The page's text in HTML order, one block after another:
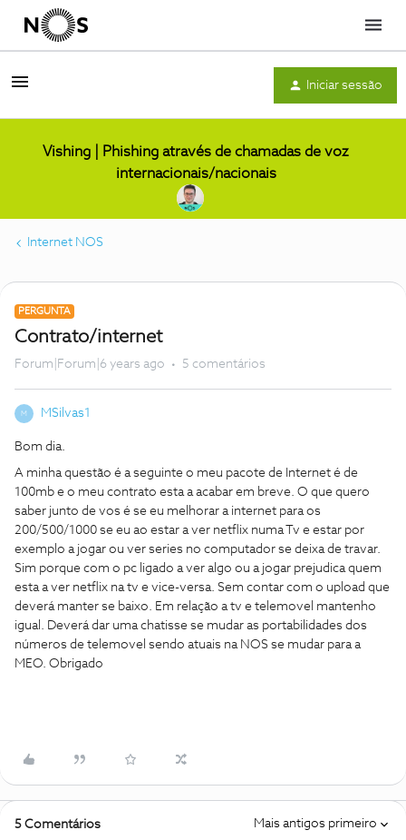
Menu
Iniciar sessão
Vishing | Phishing através de chamadas de voz
internacionais/nacionais
Internet NOS
PERGUNTA
Contrato/internet
Forum|Forum|6 years ago 5 comentários
M MSilvas1
Bom dia.
A minha questão é a seguinte o meu pacote de Internet é de
100mb e o meu contrato esta a acabar em breve. O que quero
saber junto de vos é se eu melhorar a internet para os
200/500/1000 se eu ao estar a ver netflix numa Tv e estar por
exemplo a jogar ou ver series no computador se deixa de travar.
Sim porque com o pc ligado a ver algo ou a jogar prejudica quem
esta a ver netflix na tv e vice-versa. Sem contar com o upload que
deverá manter se baixo. Em relação a tv e telemovel mantenho
igual. Deverá dar uma chatisse se mudar as portabilidades dos
números de telemovel sendo atuais na NOS se mudar para a
MEO. Obrigado
5 Comentários Mais antigos primeiro